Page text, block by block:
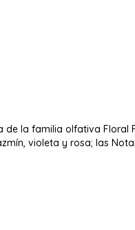
de la familia olfativa Floral
violeta y rosa; las